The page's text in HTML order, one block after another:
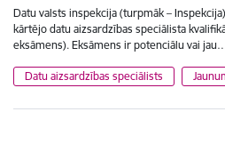
Datu valsts inspekcija (turpmāk –
kārtējo datu aizsardzības speciālista
eksāmens). Eksāmens ir potenciālu vai
Datu aizsardzības speciālists